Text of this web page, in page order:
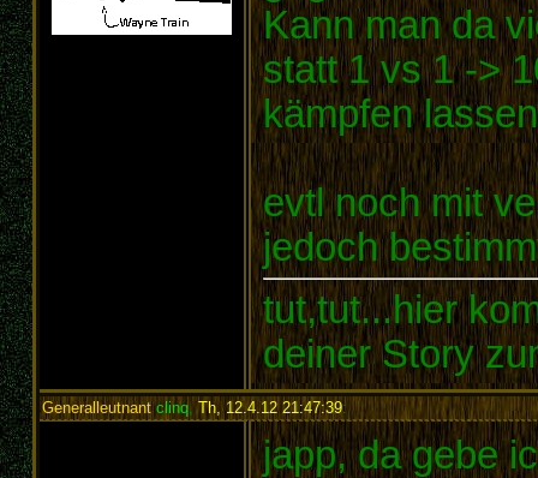
Kann man da
statt 1 vs 1 ->
kämpfen
evtl noch mit
jedoch
tut,tut...hier
deiner Story
Generalleutnantclinq,Th, 12.4.12 21:47:39:
japp, da gebe